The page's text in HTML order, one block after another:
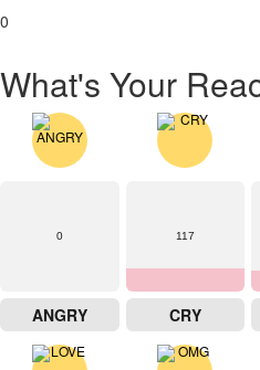
0
What's Your
0
ANGRY
117
CRY